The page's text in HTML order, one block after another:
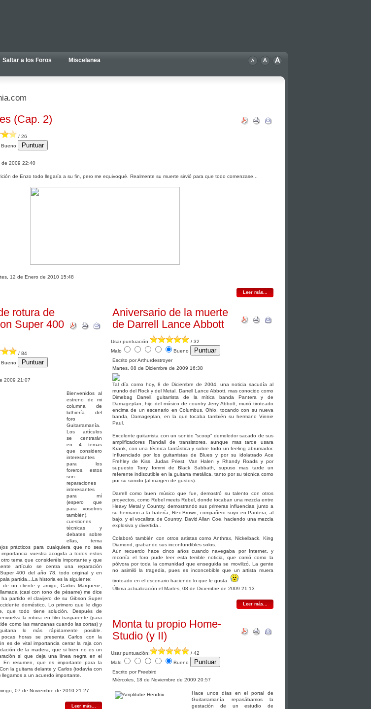
Saltar a los Foros Miscelanea
(Cap. 2)
/ 26
Bueno
de 2009 22:40
de Enzo todo llegaría a su fin, pero me equivoqué. Realmente su muerte sirvió para que todo comenzase...
12 de Enero de 2010 15:48
Leer más...
rotura de
Super 400
/ 84
Bueno
2009 21:07
Bienvenidos al
estreno de mi
columna de
luthiería del
foro
Guitarramanía.
Los artículos
se centrarán
en 4 temas
que considero
interesantes
para los
foreros, estos
son:
reparaciones
interesantes
para mí
(espero que
para vosotros
también),
cuestiones
técnicas y
debates sobre
ellas, tema
prácticos para cualquiera que no sea
vuestra acogida a todos estos
tema que consideréis importante y que
artículo se centra una reparación
400 del año 78, todo original y en
partida…La historia es la siguiente:
un cliente y amigo, Carlos Marquerie,
(casi con tono de pésame) me dice
partido el clavijero de su Gibson Super
doméstico. Lo primero que le digo
que todo tiene solución. Después de
la rotura en film trasparente (para
como las manzanas cuando las cortas) y
lo más rápidamente posible.
horas se presenta Carlos con la
es de vital importancia cerrar la raja con
de la madera, que si bien no es un
sí que deja una línea negra en el
En resumen, que es importante para la
la guitarra delante y Carlos (todavía con
a un acuerdo importante.
07 de Noviembre de 2010 21:27
Leer más...
Aniversario de la muerte
de Darrell Lance Abbott
Usar puntuación:
/ 32
Malo
Bueno
Escrito por Arthurdestroyer
Martes, 08 de Diciembre de 2009 16:38
Tal día como hoy, 8 de Diciembre de 2004, una noticia sacudía al
mundo del Rock y del Metal. Darrell Lance Abbott, mas conocido como
Dimebag Darrell, guitarrista de la mítica banda Pantera y de
Damageplan, hijo del músico de country Jerry Abbott, murió tiroteado
encima de un escenario en Columbus, Ohio, tocando con su nueva
banda, Damageplan, en la que tocaba también su hermano Vinnie
Paul.
Excelente guitarrista con un sonido “scoop” demoledor sacado de sus
amplificadores Randall de transistores, aunque mas tarde usara
Krank, con una técnica fantástica y sobre todo un feeling abrumador.
Influenciado por los guitarristas de Blues y por su idolatrado Ace
Frehley de Kiss, Judas Priest, Van Halen y Rhandy Roads y por
supuesto Tony Iommi de Black Sabbath, supuso mas tarde un
referente indiscutible en la guitarra metálica, tanto por su técnica como
por su sonido (al margen de gustos).
Darrell como buen músico que fue, demostró su talento con otros
proyectos, como Rebel meets Rebel, donde tocaban una mezcla entre
Heavy Metal y Country, demostrando sus primeras influencias, junto a
su hermano a la batería, Rex Brown, compañero suyo en Pantera, al
bajo, y el vocalista de Country, David Allan Coe, haciendo una mezcla
explosiva y divertida..
Colaboró también con otros artistas como Anthrax, Nickelback, King
Diamond, grabando sus inconfundibles solos.
Aún recuerdo hace cinco años cuando navegaba por Internet, y
recorría el foro pude leer esta terrible noticia, que corrió como la
pólvora por toda la comunidad que enseguida se movilizó. La gente
no asimiló la tragedia, pues es inconcebible que un artista muera
tiroteado en el escenario haciendo lo que le gusta.
Última actualización el Martes, 08 de Diciembre de 2009 21:13
Leer más...
Monta tu propio Home-
Studio (y II)
Usar puntuación:
/ 42
Malo
Bueno
Escrito por Freebird
Miércoles, 18 de Noviembre de 2009 20:57
Hace unos días en el portal de
Guitarramanía repasábamos la
gestación de un estudio de